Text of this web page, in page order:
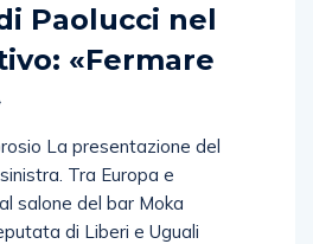
Paolucci nel
«Fermare
La presentazione del
Tra Europa e
salone del bar Moka
di Liberi e Uguali